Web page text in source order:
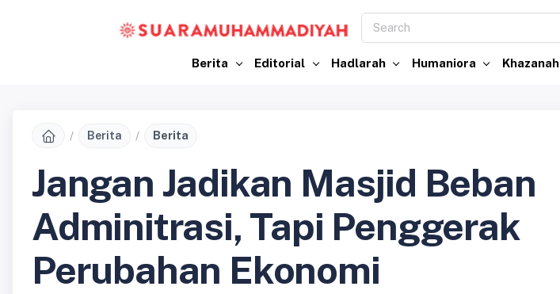
Berita Editorial Hadlarah Humaniora Khazanah
Berita Berita
Jangan Jadikan Masjid Beban
Adminitrasi, Tapi Penggerak
Perubahan Ekonomi